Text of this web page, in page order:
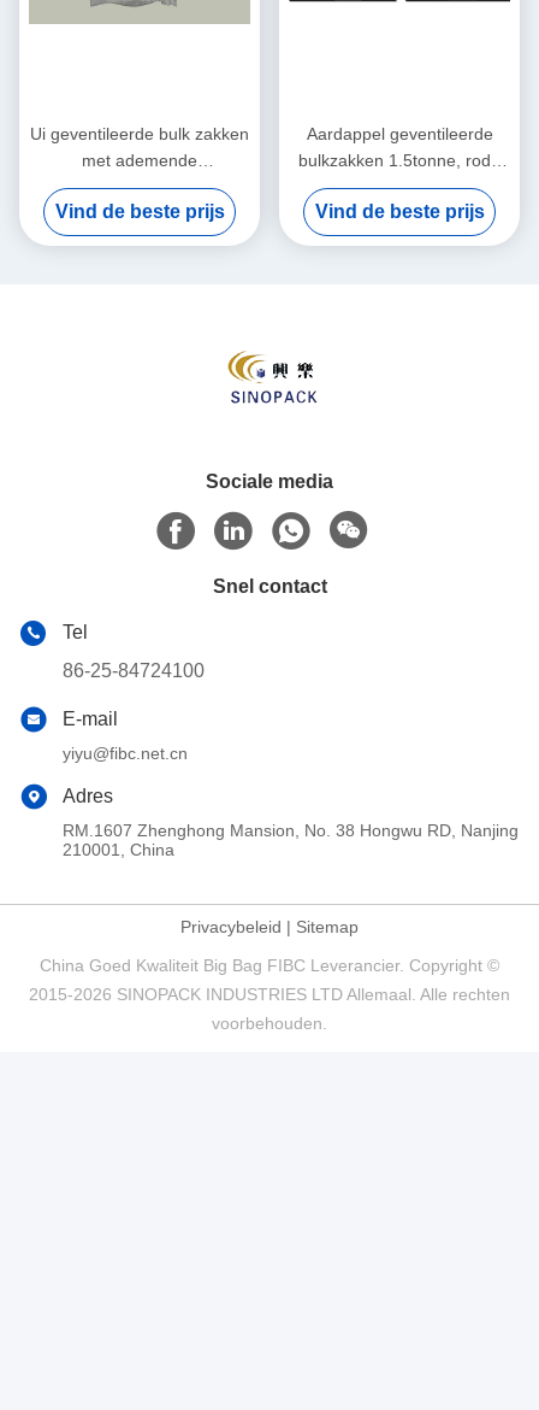
Ui geventileerde bulk zakken
met ademende
polypropyleen, Jumbo
Tassen
Vind de beste prijs
Aardappel geventileerde
bulkzakken 1.5tonne, rode
ademende stof PP FIBC
Tassen
Vind de beste prijs
Sociale media
Snel contact
Tel
86-25-84724100
E-mail
yiyu@fibc.net.cn
Adres
RM.1607 Zhenghong Mansion, No. 38 Hongwu RD, Nanjing
210001, China
Privacybeleid | Sitemap
China Goed Kwaliteit Big Bag FIBC Leverancier. Copyright ©
2015-2026 SINOPACK INDUSTRIES LTD Allemaal. Alle rechten
voorbehouden.